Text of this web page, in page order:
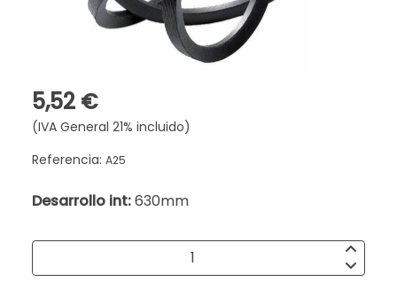
5,52 €
(IVA General 21% incluido)
Referencia: A25
Desarrollo int:630mm